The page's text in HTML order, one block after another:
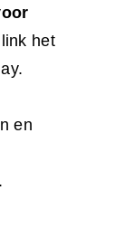
link het
en